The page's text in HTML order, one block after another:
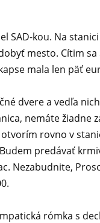
SAD-kou. Na
mesto. Cítim
mala len päť
dvere a vedľa
nemáte žiadne
rovno v
predávať
Nezabudnite,
rómka s